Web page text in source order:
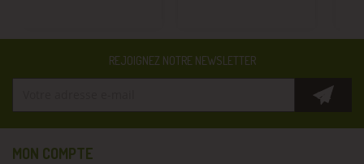
REJOIGNEZ NOTRE NEWSLETTER
MON COMPTE